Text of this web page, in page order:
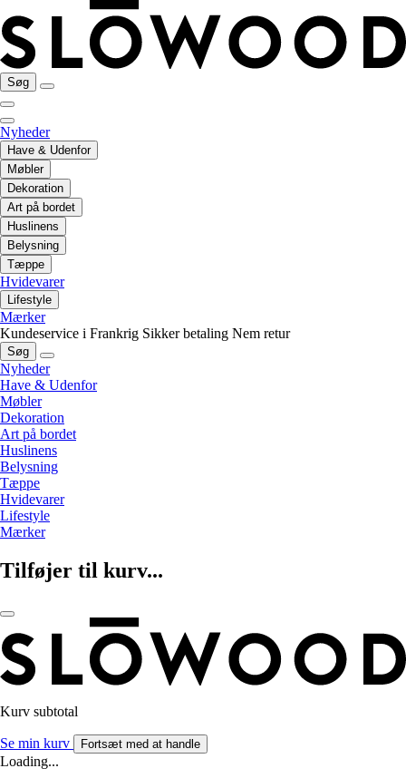
Søg
Nyheder
Have & Udenfor
Møbler
Dekoration
Art på bordet
Huslinens
Belysning
Tæppe
Hvidevarer
Lifestyle
Mærker
Kundeservice i Frankrig Sikker betaling Nem retur
Søg
Nyheder
Have & Udenfor
Møbler
Dekoration
Art på bordet
Huslinens
Belysning
Tæppe
Hvidevarer
Lifestyle
Mærker
Tilføjer til kurv...
Kurv subtotal
Se min kurv Fortsæt med at handle
Loading...